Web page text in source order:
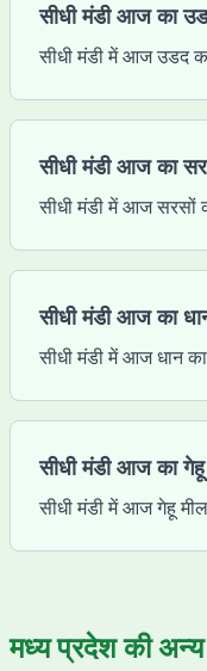
सीधी मंडी आज का
सीधी मंडी में आज उडद
सीधी मंडी आज का
सीधी मंडी में आज सरसों
सीधी मंडी आज का
सीधी मंडी में आज धान
सीधी मंडी आज का गेहू
सीधी मंडी में आज गेहू
मध्य प्रदेशकी अन्य